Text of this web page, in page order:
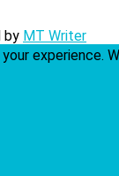
by MT Writer
experience.